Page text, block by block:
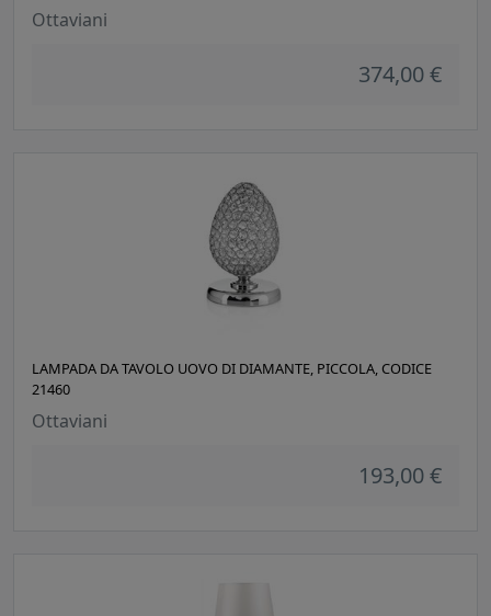
Ottaviani
374,00 €
LAMPADA DA TAVOLO UOVO DI DIAMANTE, PICCOLA, CODICE
21460
Ottaviani
193,00 €